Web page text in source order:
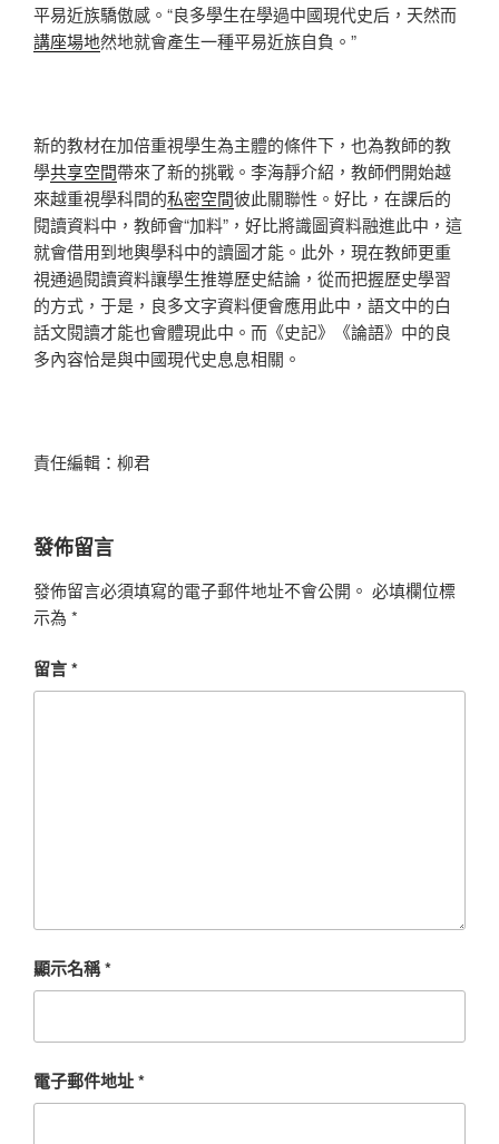
平易近族驕傲感。“良多學生在學過中國現代史后，天然而
講座場地然地就會產生一種平易近族自負。”
新的教材在加倍重視學生為主體的條件下，也為教師的教
學共享空間帶來了新的挑戰。李海靜介紹，教師們開始越
來越重視學科間的私密空間彼此關聯性。好比，在課后的
閱讀資料中，教師會“加料”，好比將識圖資料融進此中，這
就會借用到地輿學科中的讀圖才能。此外，現在教師更重
視通過閱讀資料讓學生推導歷史結論，從而把握歷史學習
的方式，于是，良多文字資料便會應用此中，語文中的白
話文閱讀才能也會體現此中。而《史記》《論語》中的良
多內容恰是與中國現代史息息相關。
責任編輯：柳君
發佈留言
發佈留言必須填寫的電子郵件地址不會公開。 必填欄位標
示為 *
留言*
顯示名稱*
電子郵件地址*